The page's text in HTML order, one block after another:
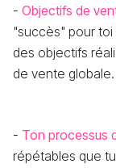
- Objectifs de
"succès" pour
des objectifs
de vente globale.
- Ton processus
répétables que